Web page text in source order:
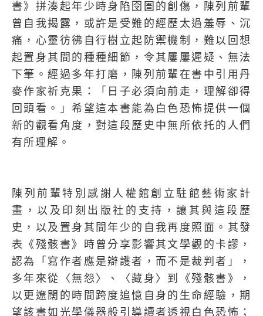
書》拼湊起年少時身陷囹圄的創傷，陳列前輩
曾自我揭露，或許是受難的經歷太過羞辱、沉
痛，心靈彷彿自行樹立起防禦機制，難以回想
起置身其間的種種細節，令其屢屢遲疑、無法
下筆。經過多年打磨，陳列前輩在書中引用丹
麥作家祈克果：「日子必須向前走，理解卻得
回頭看。」希望這本書能為白色恐怖提供一個
新的觀看角度，對這段歷史中無所依托的人們
有所理解。
陳列前輩特別感謝人權館創立駐館藝術家計
畫，以及印刻出版社的支持，讓其與這段歷
史，以及置身其間年少的自我再度照面。其發
表《殘骸書》時曾分享影響其文學觀的卡謬，
認為「寫作者應是辯護者，而不是裁判者」，
多年來從〈無怨〉、〈藏身〉到《殘骸書》，
以更遼闊的時間跨度追憶自身的生命經驗，期
望該書如光學儀器般引導讀者透視白色恐怖；